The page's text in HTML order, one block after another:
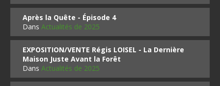
Après la Quête - Épisode 4
DansActualités de 2025
EXPOSITION/VENTE Régis LOISEL - La Dernière
Maison Juste Avant la Forêt
DansActualités de 2025